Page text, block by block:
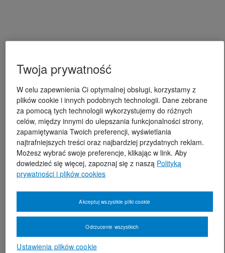
Twoja prywatność
W celu zapewnienia Ci optymalnej obsługi, korzystamy z
plików cookie i innych podobnych technologii. Dane zebrane
za pomocą tych technologii wykorzystujemy do różnych
celów, między innymi do ulepszania funkcjonalności strony,
zapamiętywania Twoich preferencji, wyświetlania
najtrafniejszych treści oraz najbardziej przydatnych reklam.
Możesz wybrać swoje preferencje, klikając w link. Aby
dowiedzieć się więcej, zapoznaj się z naszą Polityką
prywatności i plików cookies
Ustawienia plików cookie
Odrzucenie wszystkich
Akceptuj wszystkie pliki cookie